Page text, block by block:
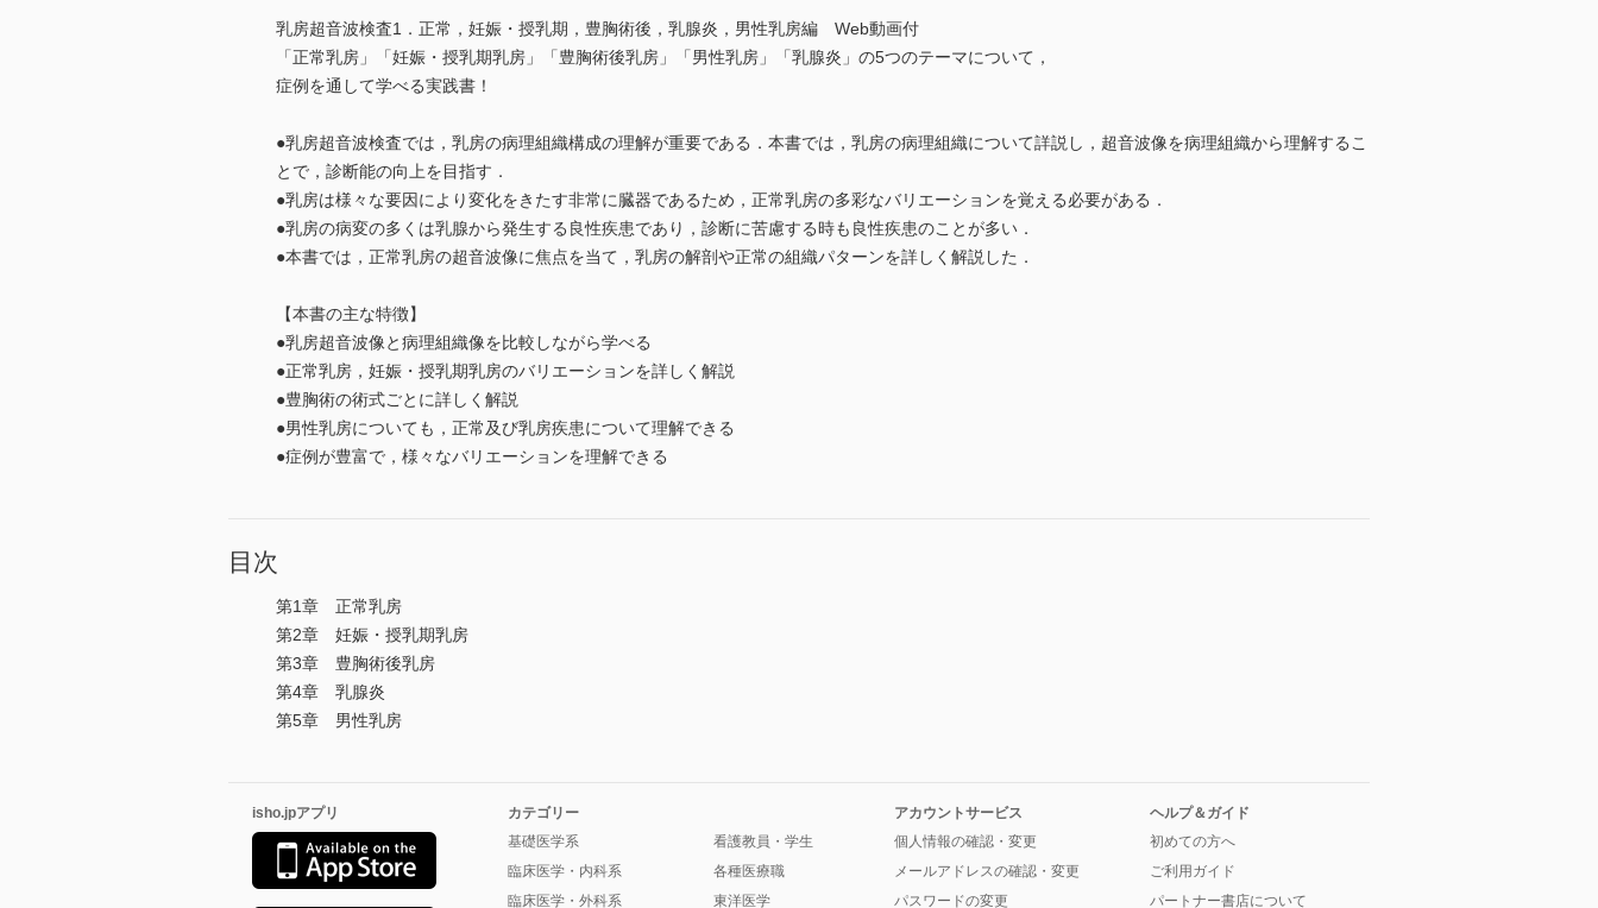
乳房超音波検査1．正常，妊娠・授乳期，豊胸術後，乳腺炎，男性乳房編 Web動画付
「正常乳房」「妊娠・授乳期乳房」「豊胸術後乳房」「男性乳房」「乳腺炎」の5つのテーマについて，
症例を通して学べる実践書！
●乳房超音波検査では，乳房の病理組織構成の理解が重要である．本書では，乳房の病理組織について詳説し，超音波像を病理組織から理解するこ
とで，診断能の向上を目指す．
●乳房は様々な要因により変化をきたす非常に臓器であるため，正常乳房の多彩なバリエーションを覚える必要がある．
●乳房の病変の多くは乳腺から発生する良性疾患であり，診断に苦慮する時も良性疾患のことが多い．
●本書では，正常乳房の超音波像に焦点を当て，乳房の解剖や正常の組織パターンを詳しく解説した．
【本書の主な特徴】
●乳房超音波像と病理組織像を比較しながら学べる
●正常乳房，妊娠・授乳期乳房のバリエーションを詳しく解説
●豊胸術の術式ごとに詳しく解説
●男性乳房についても，正常及び乳房疾患について理解できる
●症例が豊富で，様々なバリエーションを理解できる
目次
第1章 正常乳房
第2章 妊娠・授乳期乳房
第3章 豊胸術後乳房
第4章 乳腺炎
第5章 男性乳房
isho.jpアプリ
カテゴリー
基礎医学系
臨床医学・内科系
臨床医学・外科系
看護教員・学生
各種医療職
東洋医学
アカウントサービス
個人情報の確認・変更
メールアドレスの確認・変更
パスワードの変更
ヘルプ＆ガイド
初めての方へ
ご利用ガイド
パートナー書店について